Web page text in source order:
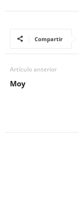
Compartir
Artículo anterior
Moy